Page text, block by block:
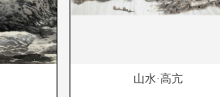
山水·高亢